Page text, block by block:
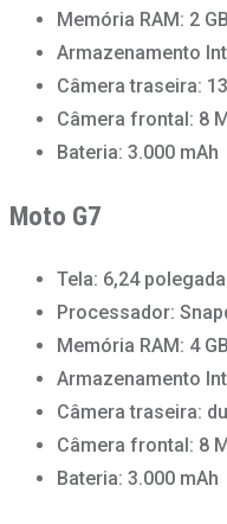
Memória RAM: 2
Armazenamento
Câmera traseira:
Câmera frontal: 8
Bateria: 3.000 mAh
Moto G7
Tela: 6,24
Processador:
Memória RAM: 4
Armazenamento
Câmera traseira:
Câmera frontal: 8
Bateria: 3.000 mAh